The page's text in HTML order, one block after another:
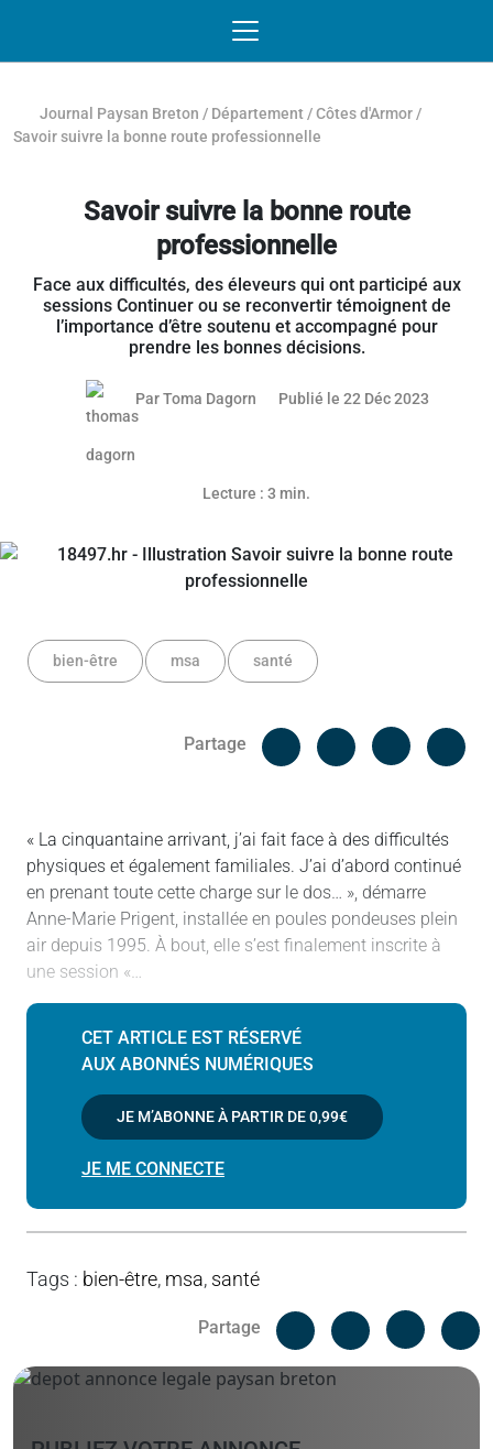
Journal Paysan Breton / Département /Côtes d'Armor /
Savoir suivre la bonne route professionnelle
Savoir suivre la bonne route
professionnelle
Face aux difficultés, des éleveurs qui ont participé aux
sessions Continuer ou se reconvertir témoignent de
l’importance d’être soutenu et accompagné pour
prendre les bonnes décisions.
Article réservé aux abonnés
ParToma Dagorn Publié le 22 Déc 2023
Lecture : 3 min.
bien-être msa santé
Partage
Facebook
« La cinquantaine arrivant, j’ai fait face à des difficultés
physiques et également familiales. J’ai d’abord continué
en prenant toute cette charge sur le dos… », démarre
Anne-Marie Prigent, installée en poules pondeuses plein
air depuis 1995. À bout, elle s’est finalement inscrite à
une session «…
CET ARTICLE EST RÉSERVÉ
AUX ABONNÉS NUMÉRIQUES
JE M’ABONNE À PARTIR DE0,99€
JE ME CONNECTE
Tags : bien-être, msa, santé
Partage
Facebook
Linked